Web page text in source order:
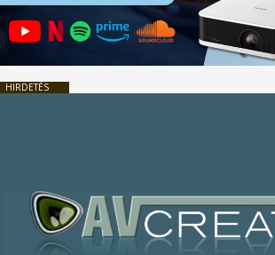
HIRDETÉS